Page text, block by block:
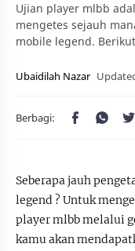
Ujian player mlbb
mengetes sejauh
mobile legend.
Seberapa jauh
legend ? Untuk
player mlbb melalui
kamu akan